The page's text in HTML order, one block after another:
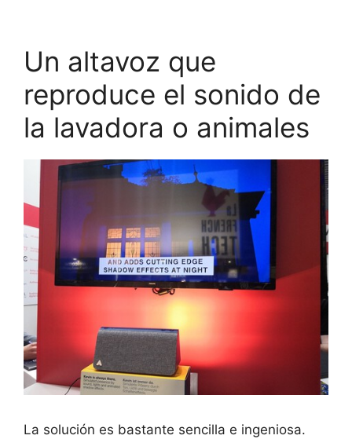
Un altavoz que
reproduce el sonido de
la lavadora o animales
La solución es bastante sencilla e ingeniosa.